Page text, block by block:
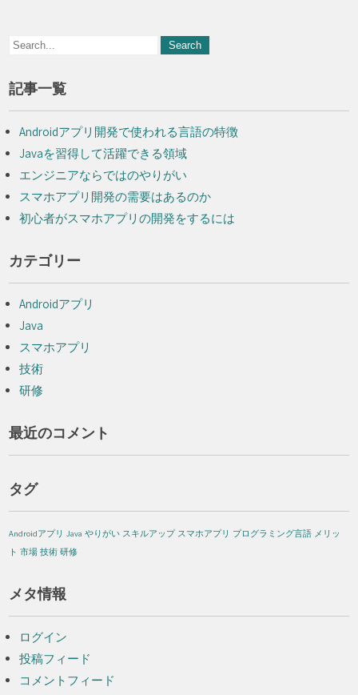
記事一覧
Androidアプリ開発で使われる言語の特徴
Javaを習得して活躍できる領域
エンジニアならではのやりがい
スマホアプリ開発の需要はあるのか
初心者がスマホアプリの開発をするには
カテゴリー
Androidアプリ
Java
スマホアプリ
技術
研修
最近のコメント
タグ
Androidアプリ Java やりがい スキルアップ スマホアプリ プログラミング言語 メリッ
ト 市場 技術 研修
メタ情報
ログイン
投稿フィード
コメントフィード